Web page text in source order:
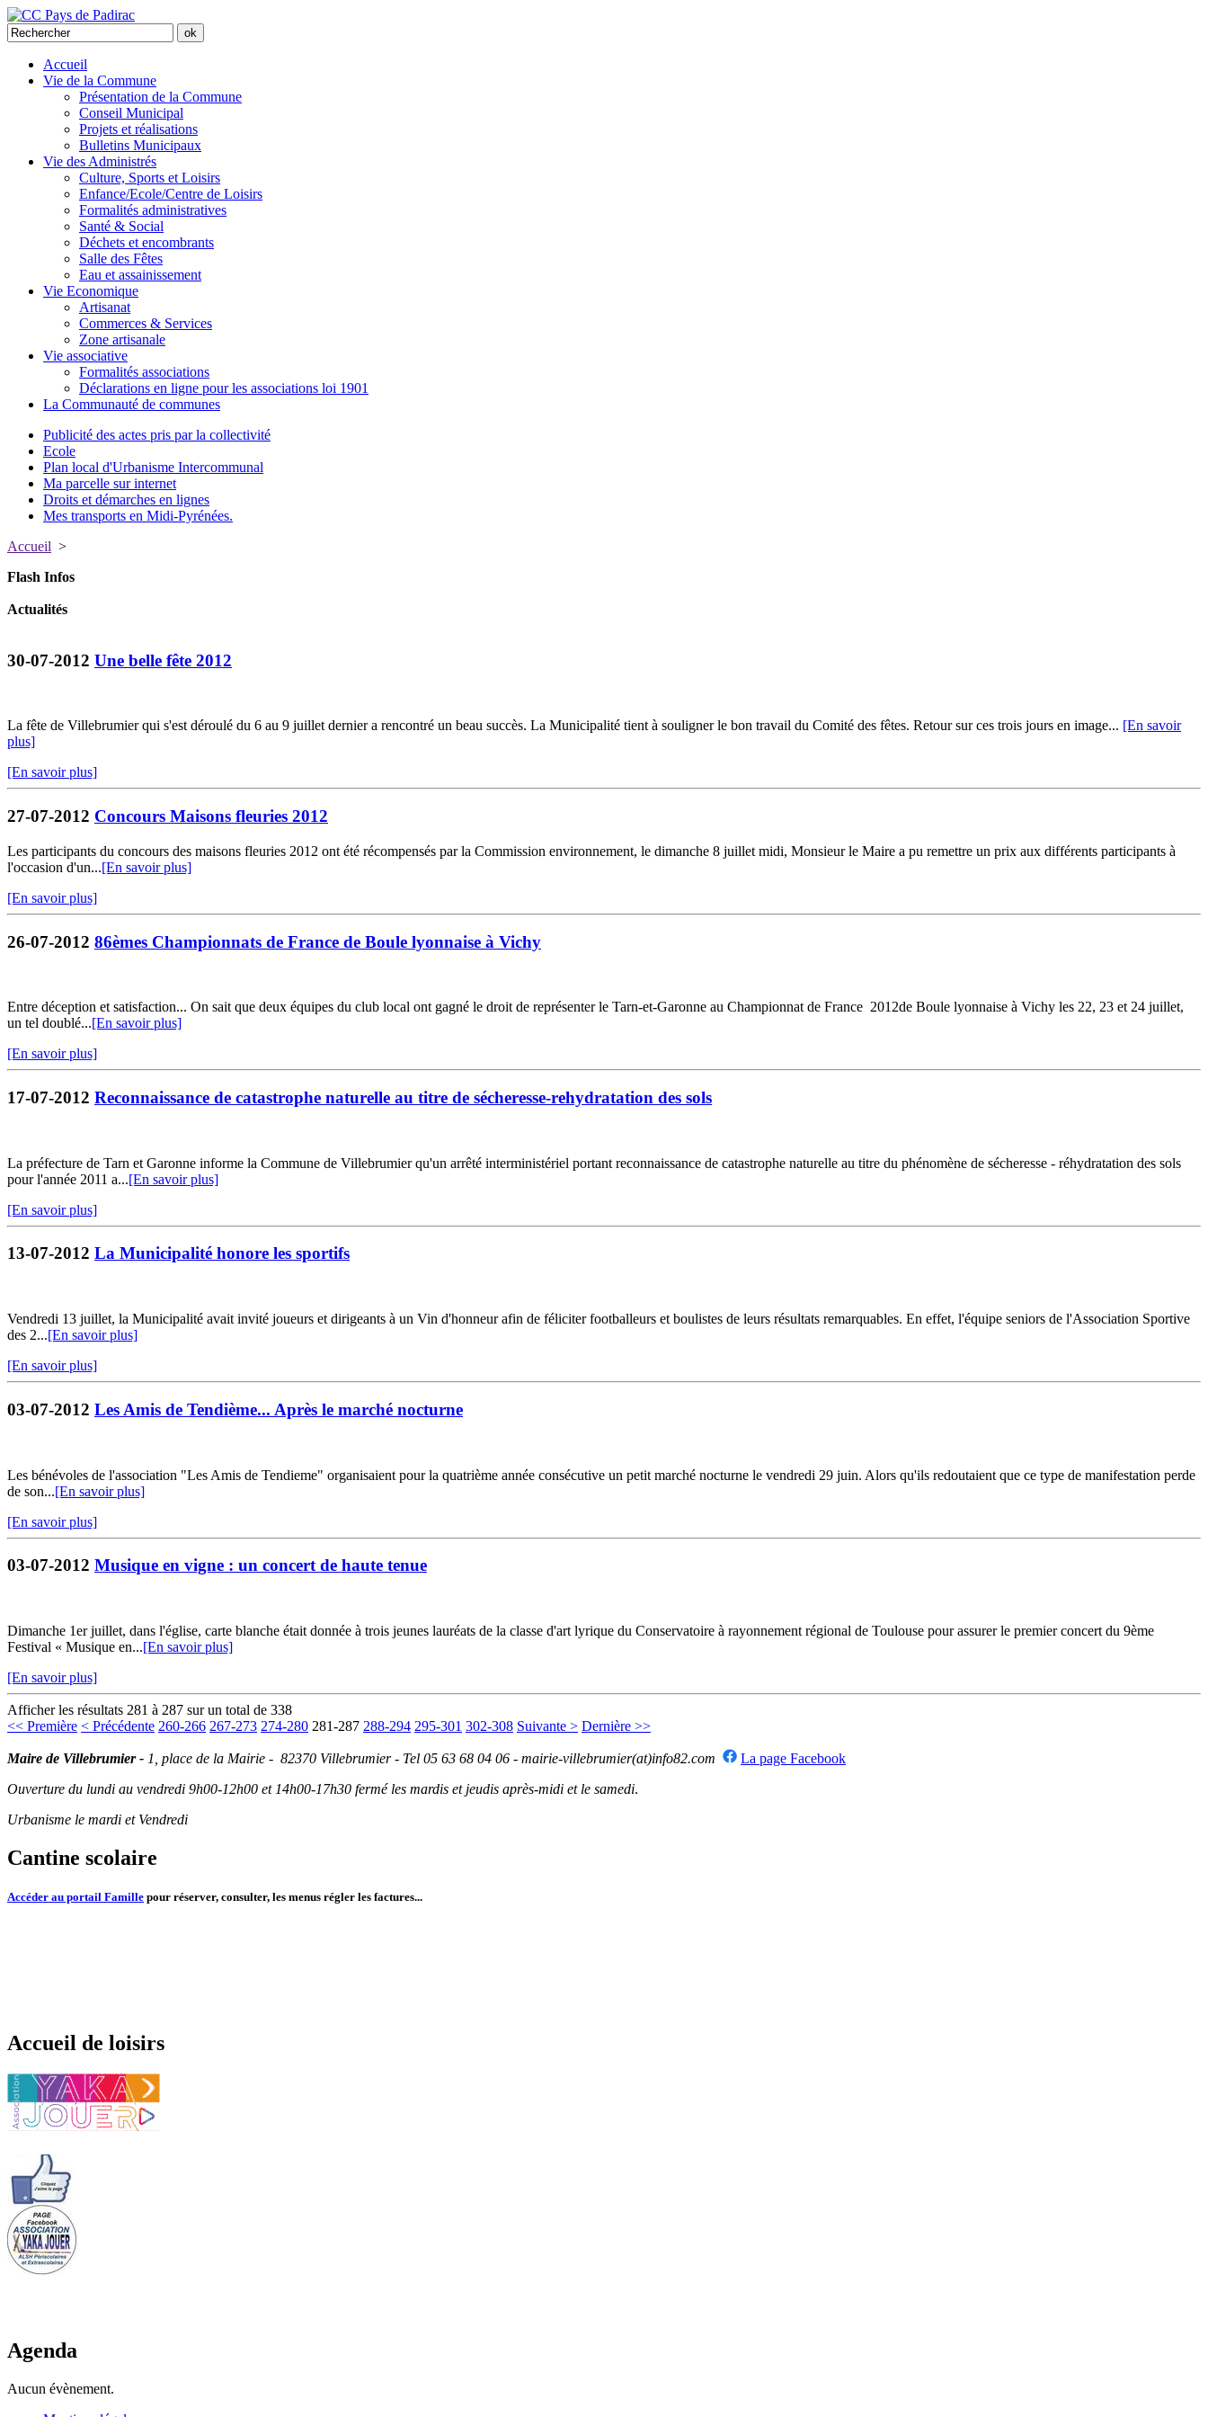
Accueil
Vie de la Commune
Présentation de la Commune
Conseil Municipal
Projets et réalisations
Bulletins Municipaux
Vie des Administrés
Culture, Sports et Loisirs
Enfance/Ecole/Centre de Loisirs
Formalités administratives
Santé & Social
Déchets et encombrants
Salle des Fêtes
Eau et assainissement
Vie Economique
Artisanat
Commerces & Services
Zone artisanale
Vie associative
Formalités associations
Déclarations en ligne pour les associations loi 1901
La Communauté de communes
Publicité des actes pris par la collectivité
Ecole
Plan local d'Urbanisme Intercommunal
Ma parcelle sur internet
Droits et démarches en lignes
Mes transports en Midi-Pyrénées.
Accueil >
Flash Infos
Actualités
30-07-2012 Une belle fête 2012
La fête de Villebrumier qui s'est déroulé du 6 au 9 juillet dernier a rencontré un beau succès. La Municipalité tient à souligner le bon travail du Comité des fêtes. Retour sur ces trois jours en image... [En savoir
plus]
[En savoir plus]
27-07-2012 Concours Maisons fleuries 2012
Les participants du concours des maisons fleuries 2012 ont été récompensés par la Commission environnement, le dimanche 8 juillet midi, Monsieur le Maire a pu remettre un prix aux différents participants à
l'occasion d'un...[En savoir plus]
[En savoir plus]
26-07-2012 86èmes Championnats de France de Boule lyonnaise à Vichy
Entre déception et satisfaction... On sait que deux équipes du club local ont gagné le droit de représenter le Tarn-et-Garonne au Championnat de France 2012de Boule lyonnaise à Vichy les 22, 23 et 24 juillet,
un tel doublé...[En savoir plus]
[En savoir plus]
17-07-2012 Reconnaissance de catastrophe naturelle au titre de sécheresse-rehydratation des sols
La préfecture de Tarn et Garonne informe la Commune de Villebrumier qu'un arrêté interministériel portant reconnaissance de catastrophe naturelle au titre du phénomène de sécheresse - réhydratation des sols
pour l'année 2011 a...[En savoir plus]
[En savoir plus]
13-07-2012 La Municipalité honore les sportifs
Vendredi 13 juillet, la Municipalité avait invité joueurs et dirigeants à un Vin d'honneur afin de féliciter footballeurs et boulistes de leurs résultats remarquables. En effet, l'équipe seniors de l'Association Sportive
des 2...[En savoir plus]
[En savoir plus]
03-07-2012 Les Amis de Tendième... Après le marché nocturne
Les bénévoles de l'association "Les Amis de Tendieme" organisaient pour la quatrième année consécutive un petit marché nocturne le vendredi 29 juin. Alors qu'ils redoutaient que ce type de manifestation perde
de son...[En savoir plus]
[En savoir plus]
03-07-2012 Musique en vigne : un concert de haute tenue
Dimanche 1er juillet, dans l'église, carte blanche était donnée à trois jeunes lauréats de la classe d'art lyrique du Conservatoire à rayonnement régional de Toulouse pour assurer le premier concert du 9ème
Festival « Musique en...[En savoir plus]
[En savoir plus]
Afficher les résultats 281 à 287 sur un total de 338
<< Première < Précédente 260-266 267-273 274-280 281-287 288-294 295-301 302-308 Suivante > Dernière >>
Maire de Villebrumier - 1, place de la Mairie - 82370 Villebrumier - Tel 05 63 68 04 06 - mairie-villebrumier(at)info82.com
La page Facebook
Ouverture du lundi au vendredi 9h00-12h00 et 14h00-17h30 fermé les mardis et jeudis après-midi et le samedi.
Urbanisme le mardi et Vendredi
Cantine scolaire
Accéder au portail Famille pour réserver, consulter, les menus régler les factures...
Accueil de loisirs
Agenda
Aucun évènement.